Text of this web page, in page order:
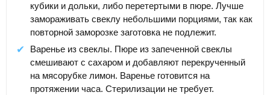
кубики и дольки, либо перетертыми в пюре. Лучше
замораживать свеклу небольшими порциями, так как
повторной заморозке заготовка не подлежит.
Варенье из свеклы. Пюре из запеченной свеклы
смешивают с сахаром и добавляют перекрученный
на мясорубке лимон. Варенье готовится на
протяжении часа. Стерилизации не требует.